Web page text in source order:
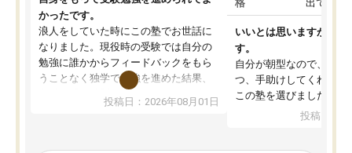
かったです。
浪人をしていた時にこの塾でお世話に
なりました。現役時の受験では自分の
勉強に誰かからフィードバックをもら
うことなく独学で勉強を進めた結果、
入試本番に地歴の学習が間に合わず不
合格となってしまいました。その経験
投稿日：2026年08月01日
格
出ていな
いいとは思いますが、料
す。
自分が朝型なので、自習
つ、手助けしてくれる設
この塾を選びました。
投稿日：